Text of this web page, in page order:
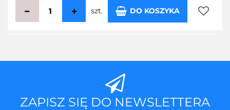
szt. DO KOSZYKA
ZAPISZ SIĘ DO NEWSLETTERA